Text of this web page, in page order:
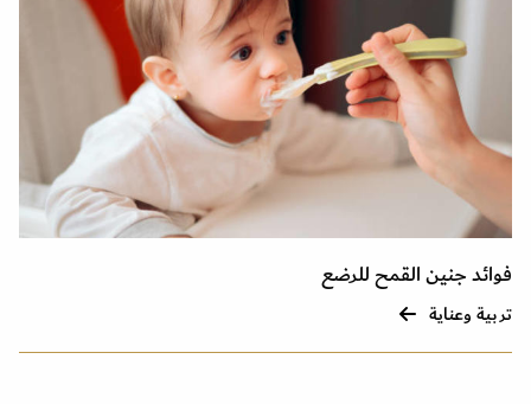
فوائد جنين القمح للرضع
تربية وعناية